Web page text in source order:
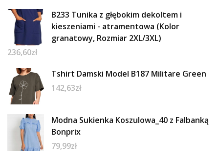
B233 Tunika z głębokim dekoltem i
kieszeniami - atramentowa (Kolor
granatowy, Rozmiar 2XL/3XL)
236,60zł
Tshirt Damski Model B187 Militare Green
142,63zł
Modna Sukienka Koszulowa_40 z Falbanką
Bonprix
79,99zł